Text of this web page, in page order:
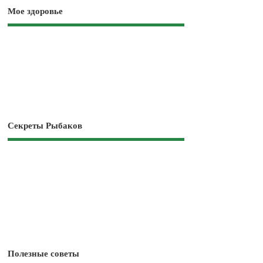
Мое здоровье
Секреты Рыбаков
Полезные советы